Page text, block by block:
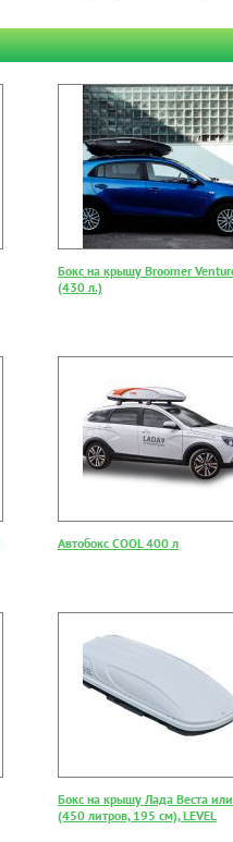
Бокс на крышу Broomer
(430 л.)
Автобокс COOL 400 л
Бокс на крышу Лада Веста
(450 литров, 195 см), LEVEL